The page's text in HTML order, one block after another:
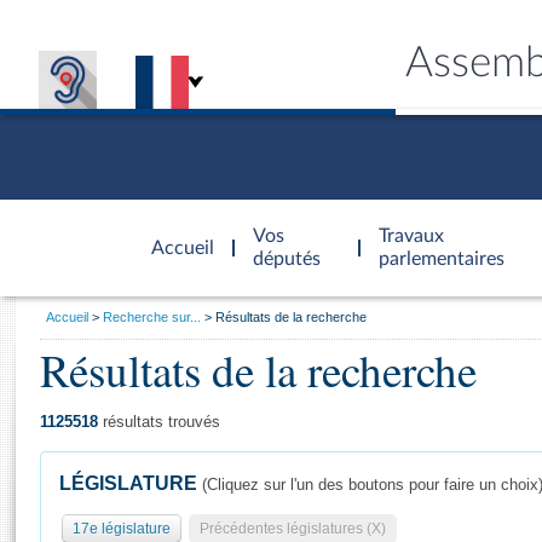
Accueil
d'accueil
Vos
députés
Travaux
parlementaires
Général
Vous
Accueil Recherche sur... Résultats de la recherche
Résultats de la recherche
1125518 résultats trouvés
LÉGISLATURE (Cliquez sur l'un des boutons pour faire un choix)
17e législature Précédentes législatures (X)